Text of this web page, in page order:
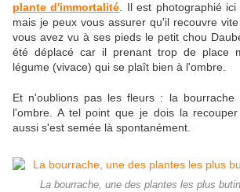
plante d'immortalité . Il est photographié
mais je peux vous assurer qu'il recouvre
vous avez vu à ses pieds le petit chou
été déplacé car il prenant trop de place
légume (vivace) qui se plaît bien à l'ombre.
Et n'oublions pas les fleurs : la bourrache
l'ombre. A tel point que je dois la
aussi s'est semée là spontanément.
La bourrache, une des plantes les plus